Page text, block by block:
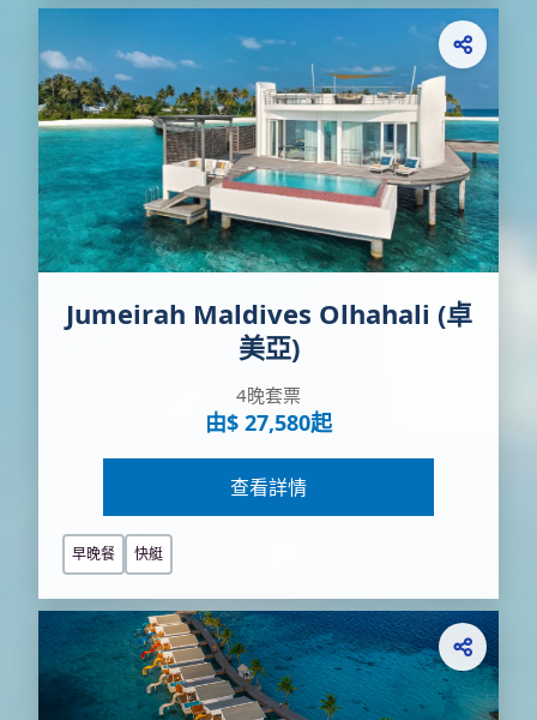
Jumeirah Maldives Olhahali (卓
美亞)
4晚套票
由$ 27,580起
查看詳情
早晚餐 快艇